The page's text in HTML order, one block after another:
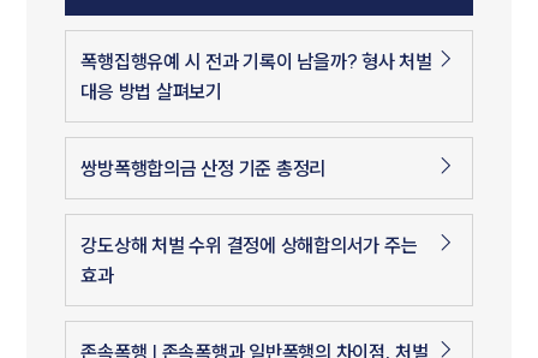
폭행집행유예 시 전과 기록이 남을까? 형사 처벌
대응 방법 살펴보기
쌍방폭행합의금 산정 기준 총정리
강도상해 처벌 수위 결정에 상해합의서가 주는
효과
존속폭행 | 존속폭행과 일반폭행의 차이점, 처벌